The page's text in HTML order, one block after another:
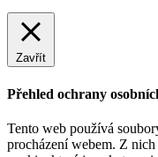
Zavřít
Přehled ochrany
Tento web používá
procházení webem. Z